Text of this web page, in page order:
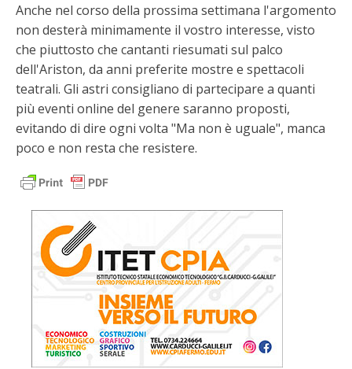
Anche nel corso della prossima settimana l'argomento
non desterà minimamente il vostro interesse, visto
che piuttosto che cantanti riesumati sul palco
dell'Ariston, da anni preferite mostre e spettacoli
teatrali. Gli astri consigliano di partecipare a quanti
più eventi online del genere saranno proposti,
evitando di dire ogni volta "Ma non è uguale", manca
poco e non resta che resistere.